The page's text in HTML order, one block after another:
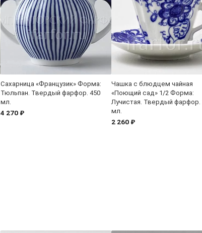
Сахарница «Французик» Форма:
Тюльпан. Твердый фарфор. 450
мл.
4 270 ₽
Чашка с блюдцем чайная
«Поющий сад» 1/2 Форма:
Лучистая. Твердый фарфор.
мл.
2 260 ₽